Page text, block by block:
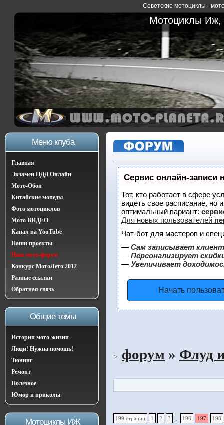
Советские мотоциклы -
Мотоциклы Иж,
Меню клуба
Главная
Экзамен ПДД Онлайн
Мото-Обои
Китайские мопеды
Фото мотоциклов
Мото ВИДЕО
Канал на YouTube
Наши проекты
Наш мото-форум
Конкурс МотоЛето 2012
Разные ссылки
Обратная связь
Общие темы
Истории мото-жизни
Люди! Нужна помощь!
Тюнинг
Ремонт
Полезное
Юмор и приколы
Мотоциклы ИЖ
Сервис онлайн-записи
Тот, кто работает в сфере
видеть свое расписание,
оптимальный вариант:
Для новых пользователей
Чат-бот для мастеров и
— Сам записывает
— Персонализирует
— Увеличивает
Начать
форум » Флуд
199 страниц 1 2 3 196 197 198